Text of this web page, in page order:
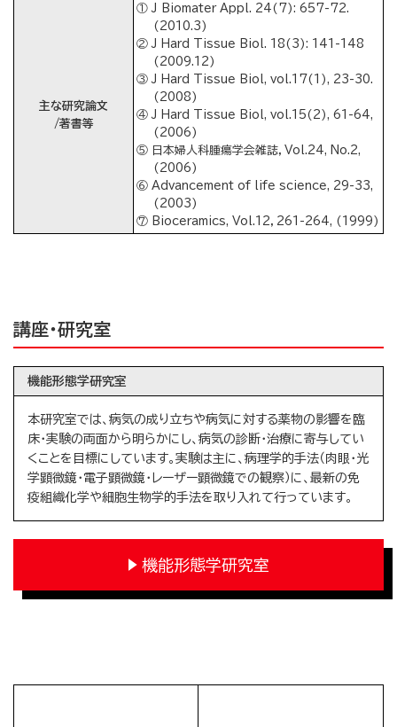
主な研究論文
/著書等
① J Biomater Appl. 24(7): 657-72.
(2010.3)
② J Hard Tissue Biol. 18(3): 141-148
(2009.12)
③ J Hard Tissue Biol, vol.17(1), 23-30.
(2008)
④ J Hard Tissue Biol, vol.15(2), 61-64,
(2006)
⑤ 日本婦人科腫瘍学会雑誌，Vol.24, No.2,
(2006)
⑥ Advancement of life science, 29-33,
(2003)
⑦ Bioceramics, Vol.12，261-264, (1999)
講座・研究室
機能形態学研究室
本研究室では、病気の成り立ちや病気に対する薬物の影響を臨
床・実験の両面から明らかにし、病気の診断・治療に寄与してい
くことを目標にしています。実験は主に、病理学的手法（肉眼・光
学顕微鏡・電子顕微鏡・レーザー顕微鏡での観察）に、最新の免
疫組織化学や細胞生物学的手法を取り入れて行っています。
機能形態学研究室